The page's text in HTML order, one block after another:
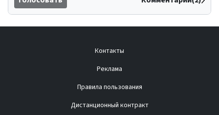
Контакты
Реклама
Правила пользования
Дистанционный контракт